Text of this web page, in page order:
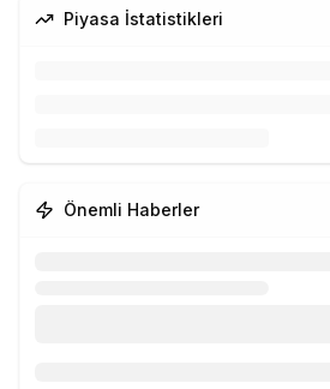
Piyasa İstatistikleri
Önemli Haberler